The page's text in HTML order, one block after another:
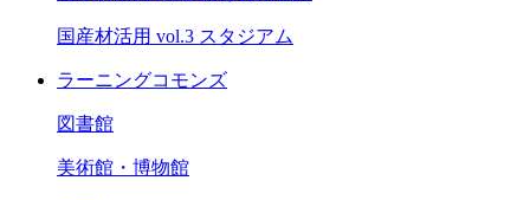
国産材活用 vol.3 スタジアム
ラーニングコモンズ
図書館
美術館・博物館